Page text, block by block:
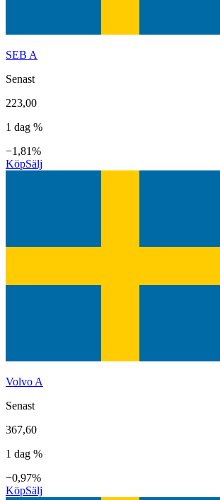
SEB A
Senast
223,00
1 dag %
−1,81%
KöpSälj
Volvo A
Senast
367,60
1 dag %
−0,97%
KöpSälj